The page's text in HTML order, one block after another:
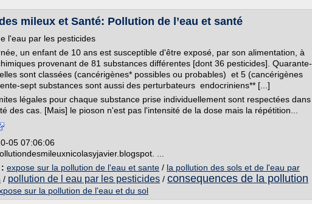
mileux et Santé: Pollution de l’eau et santé
l'eau par les pesticides
un enfant de 10 ans est susceptible d'être exposé, par son alimentation, à
provenant de 81 substances différentes [dont 36 pesticides]. Quarante-
sont classées (cancérigènes* possibles ou probables) et 5 (cancérigènes
sept substances sont aussi des perturbateurs endocriniens** [...]
légales pour chaque substance prise individuellement sont respectées dans
des cas. [Mais] le pioson n'est pas l'intensité de la dose mais la répétition...
05 07:06:06
...
expose sur la pollution de l'eau et sante / la pollution des sols et de l'eau par
/ pollution de l eau par les pesticides / consequences de la pollution
sur la pollution de l'eau et du sol